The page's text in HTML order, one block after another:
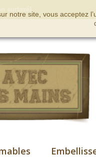
notre site, vous acceptez